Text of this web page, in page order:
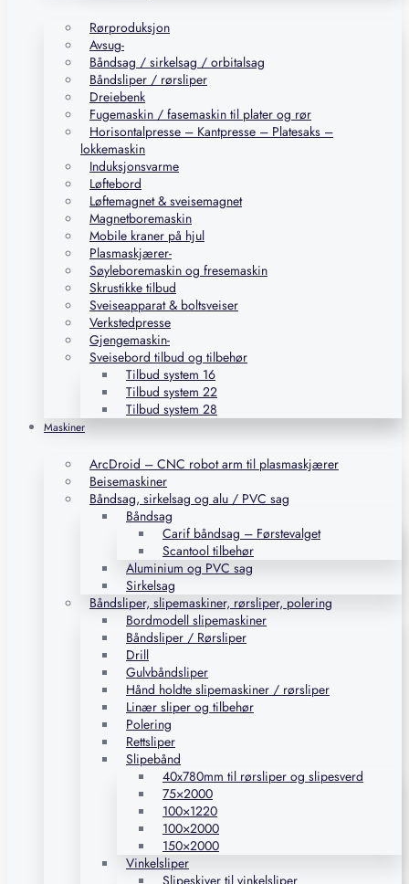
Rørproduksjon
Avsug-
Båndsag / sirkelsag / orbitalsag
Båndsliper / rørsliper
Dreiebenk
Fugemaskin / fasemaskin til plater og rør
Horisontalpresse – Kantpresse – Platesaks –
lokkemaskin
Induksjonsvarme
Løftebord
Løftemagnet & sveisemagnet
Magnetboremaskin
Mobile kraner på hjul
Plasmaskjærer-
Søyleboremaskin og fresemaskin
Skrustikke tilbud
Sveiseapparat & boltsveiser
Verkstedpresse
Gjengemaskin-
Sveisebord tilbud og tilbehør
Tilbud system 16
Tilbud system 22
Tilbud system 28
Maskiner
ArcDroid – CNC robot arm til plasmaskjærer
Beisemaskiner
Båndsag, sirkelsag og alu / PVC sag
Båndsag
Carif båndsag – Førstevalget
Scantool tilbehør
Aluminium og PVC sag
Sirkelsag
Båndsliper, slipemaskiner, rørsliper, polering
Bordmodell slipemaskiner
Båndsliper / Rørsliper
Drill
Gulvbåndsliper
Hånd holdte slipemaskiner / rørsliper
Linær sliper og tilbehør
Polering
Rettsliper
Slipebånd
40x780mm til rørsliper og slipesverd
75×2000
100×1220
100×2000
150×2000
Vinkelsliper
Slipeskiver til vinkelsliper